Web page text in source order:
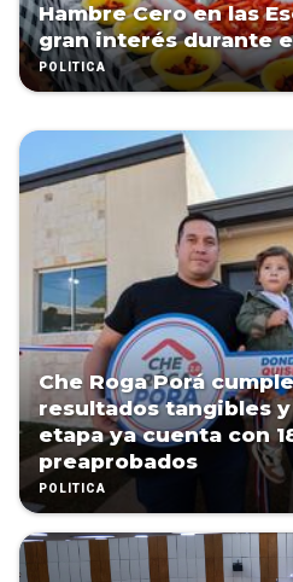
Hambre Cero en las
gran interés durante
POLÍTICA
Che Roga Porá
resultados tangibles
etapa ya cuenta con
preaprobados
POLÍTICA